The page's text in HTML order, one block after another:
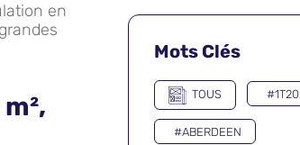
en
Mots Clés
TOUS
#ABERDEEN